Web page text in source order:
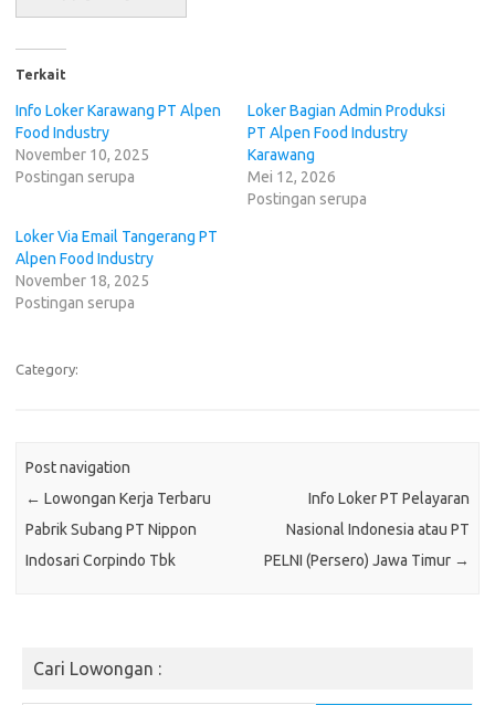
Terkait
Info Loker Karawang PT Alpen
Food Industry
November 10, 2025
Postingan serupa
Loker Bagian Admin Produksi
PT Alpen Food Industry
Karawang
Mei 12, 2026
Postingan serupa
Loker Via Email Tangerang PT
Alpen Food Industry
November 18, 2025
Postingan serupa
Category:
Post navigation
← Lowongan Kerja Terbaru
Pabrik Subang PT Nippon
Indosari Corpindo Tbk
Info Loker PT Pelayaran
Nasional Indonesia atau PT
PELNI (Persero) Jawa Timur →
Cari Lowongan :